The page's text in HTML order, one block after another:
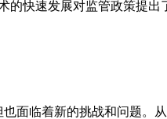
快速发展对监管政策提
面临着新的挑战和问题